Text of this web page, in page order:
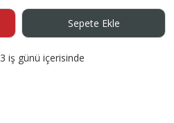
Sepete Ekle
3 iş günü içerisinde